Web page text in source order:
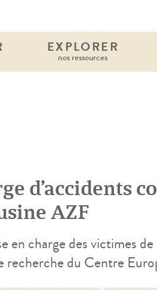
EXPLORER
nos ressources
d’accidents
AZF
en charge des victimes
recherche du Centre